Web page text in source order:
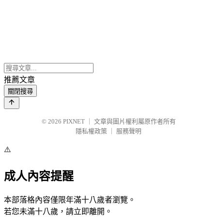
推薦文章
關閉搜尋
© 2026 PIXNET
文章與圖片權利屬原作者所有
隱私權政策
服務聲明
⚠️
成人內容提醒
本部落格內容僅限年滿十八歲者瀏覽。
若您未滿十八歲，請立即離開。